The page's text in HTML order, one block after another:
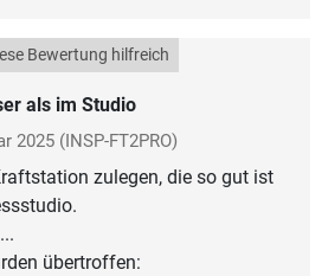
als im Studio
Bewertung hilfreich
2025 (INSP-FT2PRO)
zulegen, die so gut ist
übertroffen: